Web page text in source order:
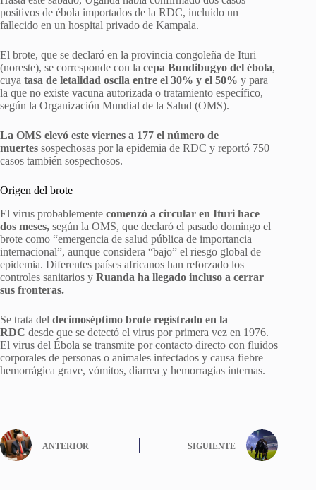
positivos de ébola importados de la RDC, incluido un
fallecido en un hospital privado de Kampala.
El brote, que se declaró en la provincia congoleña de Ituri
(noreste), se corresponde con la cepa Bundibugyo del ébola,
cuya tasa de letalidad oscila entre el 30% y el 50% y para
la que no existe vacuna autorizada o tratamiento específico,
según la Organización Mundial de la Salud (OMS).
La OMS elevó este viernes a 177 el número de
muertes sospechosas por la epidemia de RDC y reportó 750
casos también sospechosos.
Origen del brote
El virus probablemente comenzó a circular en Ituri hace
dos meses, según la OMS, que declaró el pasado domingo el
brote como “emergencia de salud pública de importancia
internacional”, aunque considera “bajo” el riesgo global de
epidemia. Diferentes países africanos han reforzado los
controles sanitarios y Ruanda ha llegado incluso a cerrar
sus fronteras.
Se trata del decimoséptimo brote registrado en la
RDC desde que se detectó el virus por primera vez en 1976.
El virus del Ébola se transmite por contacto directo con fluidos
corporales de personas o animales infectados y causa fiebre
hemorrágica grave, vómitos, diarrea y hemorragias internas.
ANTERIOR SIGUIENTE